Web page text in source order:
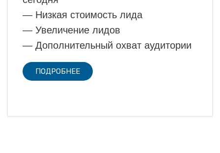
— Низкая стоимость лида
— Увеличение лидов
— Дополнительный охват аудитории
ПОДРОБНЕЕ